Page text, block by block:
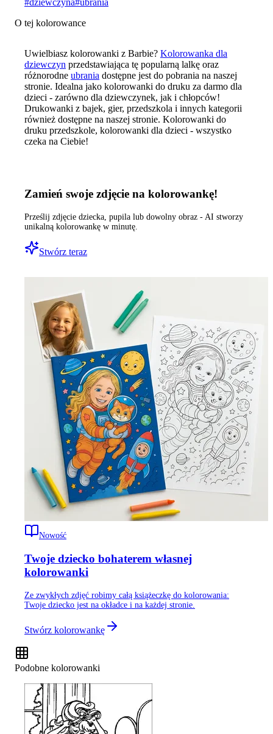
O tej kolorowance
Uwielbiasz kolorowanki z Barbie? Kolorowanka dla
dziewczyn przedstawiająca tę popularną lalkę oraz
różnorodne ubrania dostępne jest do pobrania na naszej
stronie. Idealna jako kolorowanki do druku za darmo dla
dzieci - zarówno dla dziewczynek, jak i chłopców!
Drukowanki z bajek, gier, przedszkola i innych kategorii
również dostępne na naszej stronie. Kolorowanki do
druku przedszkole, kolorowanki dla dzieci - wszystko
czeka na Ciebie!
Zamień swoje zdjęcie na kolorowankę!
Prześlij zdjęcie dziecka, pupila lub dowolny obraz - AI stworzy
unikalną kolorowankę w minutę.
Stwórz teraz
Nowość
Twoje dziecko bohaterem własnej
kolorowanki
Ze zwykłych zdjęć robimy całą książeczkę do kolorowania:
Twoje dziecko jest na okładce i na każdej stronie.
Stwórz kolorowankę
Podobne kolorowanki